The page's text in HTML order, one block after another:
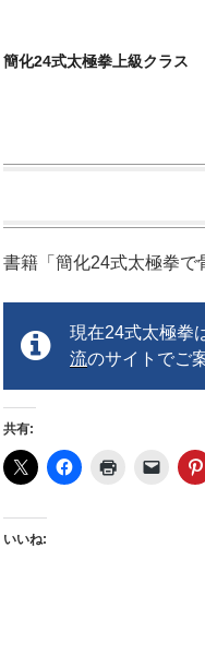
簡化24式太極拳上級クラス
書籍「簡化24式太極拳で
現在24式太極拳
流のサイトでご
共有:
いいね: